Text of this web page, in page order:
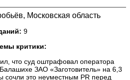
Московская область
9
критики:
что суд оштрафовал оператора
ЗАО «Заготовитель» на 6,3
сочли это неуместным PR перед